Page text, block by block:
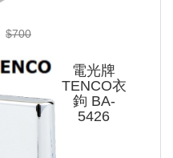
$700
電光牌
TENCO衣
鉤 BA-
5426